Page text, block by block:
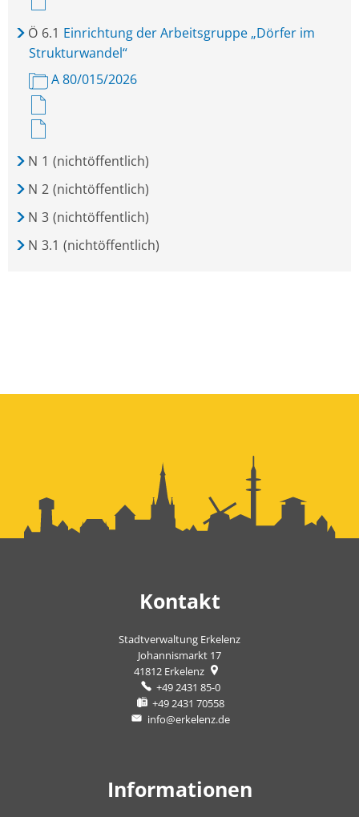
Ö 6.1 Einrichtung der Arbeitsgruppe „Dörfer im
Strukturwandel“
A 80/015/2026
N 1 (nichtöffentlich)
N 2 (nichtöffentlich)
N 3 (nichtöffentlich)
N 3.1 (nichtöffentlich)
Kontakt
Stadtverwaltung Erkelenz
Johannismarkt 17
41812 Erkelenz
+49 2431 85-0
+49 2431 70558
info@erkelenz.de
Informationen